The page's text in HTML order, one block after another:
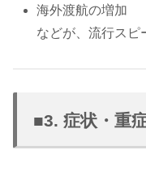
海外渡航の増加
などが、流行スピ
■3. 症状・重